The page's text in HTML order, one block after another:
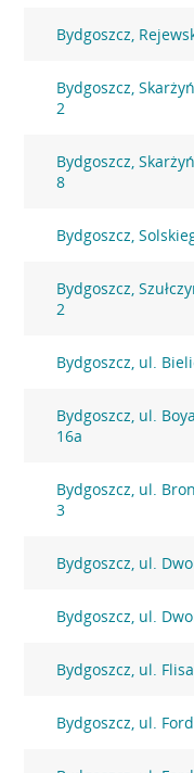
Bydgoszcz,
Bydgoszcz,
2
Bydgoszcz,
8
Bydgoszcz,
Bydgoszcz,
2
Bydgoszcz, ul.
Bydgoszcz, ul.
16a
Bydgoszcz, ul.
3
Bydgoszcz, ul.
Bydgoszcz, ul.
Bydgoszcz, ul.
Bydgoszcz, ul.